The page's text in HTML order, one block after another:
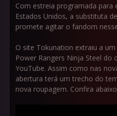
Com estreia programada para
Estados Unidos, a substituta
promete agitar o fandom
O site Tokunation extraiu a
Power Rangers Ninja Steel do
YouTube. Assim como nas
abertura terá um trecho do
nova roupagem. Confira